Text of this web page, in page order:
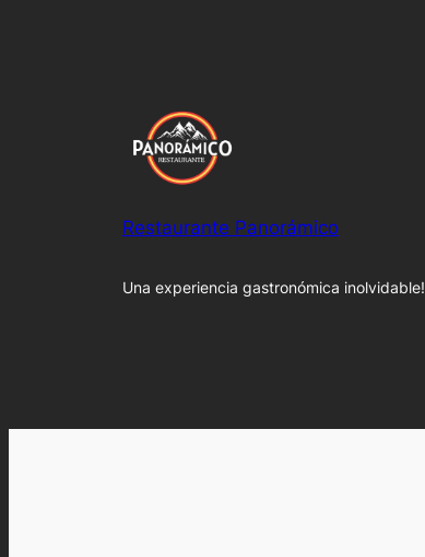
Restaurante Panorámico
Una experiencia gastronómica inolvidable!